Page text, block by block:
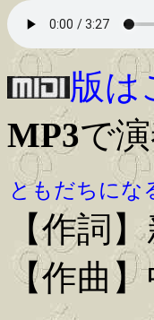
版は
MP3で
ともだちにな
【作詞
【作曲